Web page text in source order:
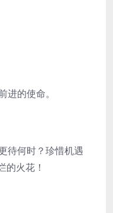
的使命。
待何时？珍惜机遇
的火花！